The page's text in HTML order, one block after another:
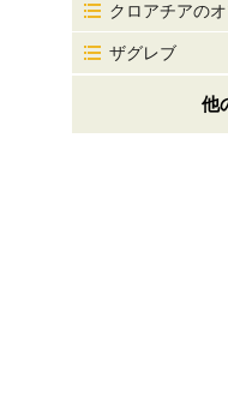
クロアチアの
ザグレブ
他